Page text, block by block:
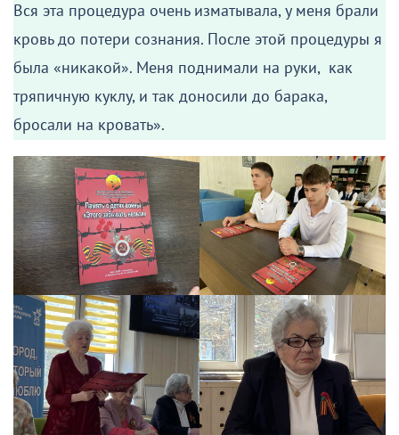
Вся эта процедура очень изматывала, у меня брали
кровь до потери сознания. После этой процедуры я
была «никакой». Меня поднимали на руки, как
тряпичную куклу, и так доносили до барака,
бросали на кровать».